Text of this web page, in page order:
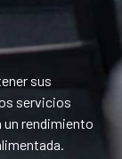
sus
servicios
rendimiento